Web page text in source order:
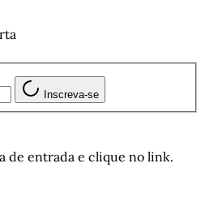
Inscreva-se
de entrada e clique no link.